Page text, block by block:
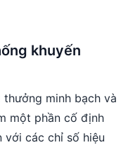
khuyến
minh bạch và
một phần cố định
với các chỉ số hiệu